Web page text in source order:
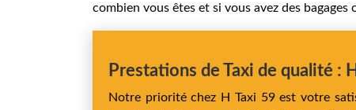
combien vous êtes et si vous avez des bagages
Prestations de Taxi de qualité :
Notre priorité chez H Taxi 59 est votre